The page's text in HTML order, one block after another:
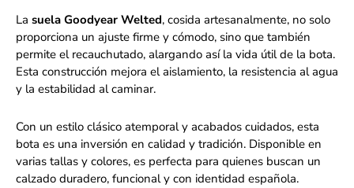
La suela Goodyear Welted, cosida artesanalmente, no solo
proporciona un ajuste firme y cómodo, sino que también
permite el recauchutado, alargando así la vida útil de la bota.
Esta construcción mejora el aislamiento, la resistencia al agua
y la estabilidad al caminar.
Con un estilo clásico atemporal y acabados cuidados, esta
bota es una inversión en calidad y tradición. Disponible en
varias tallas y colores, es perfecta para quienes buscan un
calzado duradero, funcional y con identidad española.